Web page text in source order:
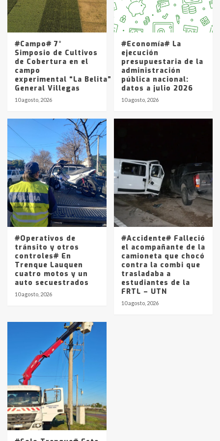
5
Los precios de los combustibles en
La Pampa, desde YPF hasta Axion
entre 857 a 1338 pesos
#Campo# 7°
Simposio de Cultivos
de Cobertura en el
campo
experimental “La Belita” del INTA
General Villegas
10 agosto, 2026
#Economía# La
ejecución
presupuestaria de la
administración
pública nacional:
datos a julio 2026
10 agosto, 2026
#Operativos de
tránsito y otros
controles# En
Trenque Lauquen
cuatro motos y un
auto secuestrados
10 agosto, 2026
#Accidente# Falleció
el acompañante de la
camioneta que chocó
contra la combi que
trasladaba a
estudiantes de la
FRTL – UTN
10 agosto, 2026